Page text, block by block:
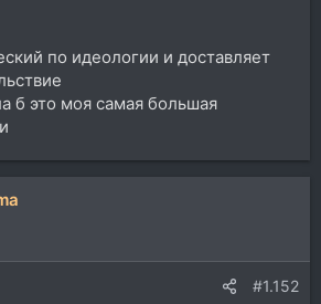
по идеологии и доставляет
б это моя самая большая
#1.152